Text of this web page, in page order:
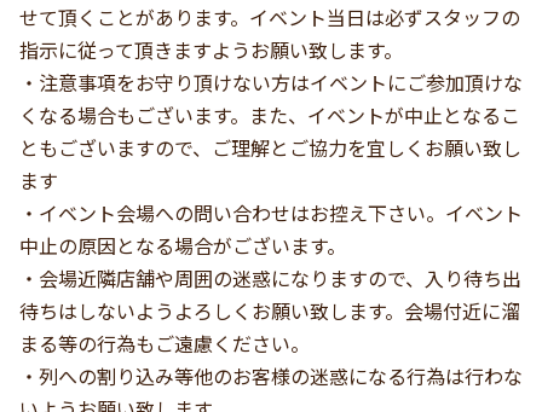
せて頂くことがあります。イベント当日は必ずスタッフの
指示に従って頂きますようお願い致します。
・注意事項をお守り頂けない方はイベントにご参加頂けな
くなる場合もございます。また、イベントが中止となるこ
ともございますので、ご理解とご協力を宜しくお願い致し
ます
・イベント会場への問い合わせはお控え下さい。イベント
中止の原因となる場合がございます。
・会場近隣店舗や周囲の迷惑になりますので、入り待ち出
待ちはしないようよろしくお願い致します。会場付近に溜
まる等の行為もご遠慮ください。
・列への割り込み等他のお客様の迷惑になる行為は行わな